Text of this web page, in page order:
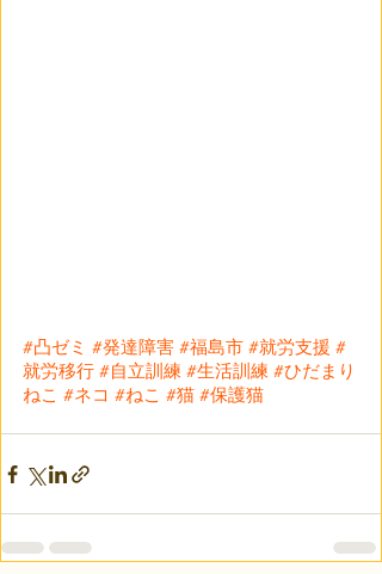
#凸ゼミ #発達障害 #福島市 #就労支援 #
就労移行 #自立訓練 #生活訓練 #ひだまり
ねこ #ネコ #ねこ #猫 #保護猫